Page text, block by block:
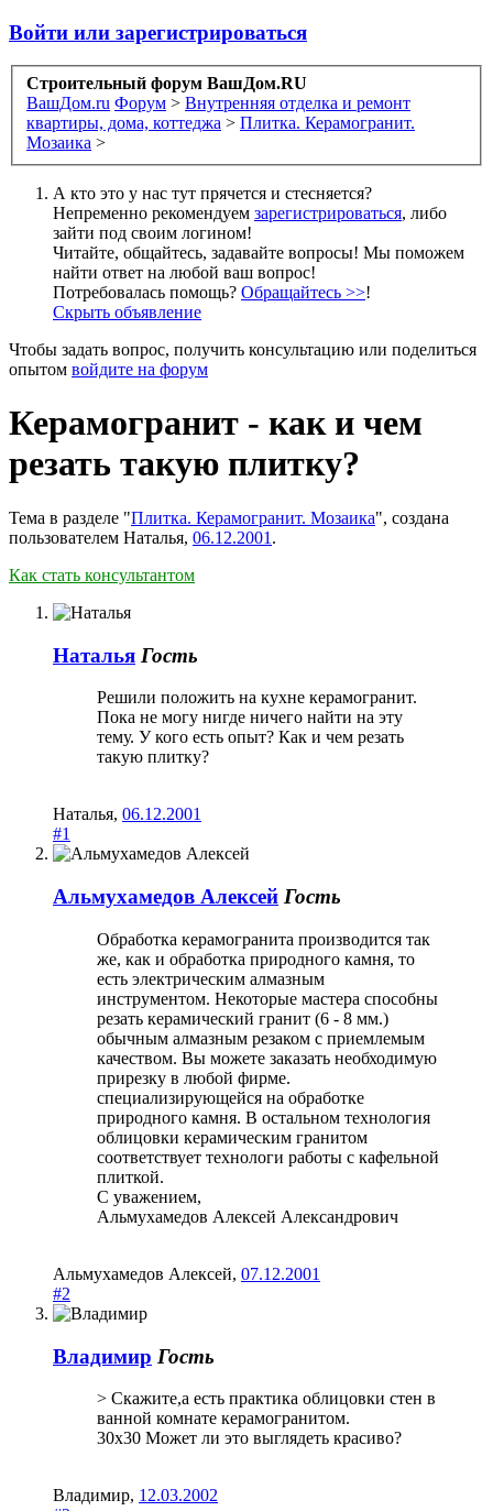
Войти или зарегистрироваться
Строительный форум ВашДом.RU
ВашДом.ru Форум > Внутренняя отделка и ремонт
квартиры, дома, коттеджа > Плитка. Керамогранит.
Мозаика >
А кто это у нас тут прячется и стесняется?
Непременно рекомендуем зарегистрироваться, либо
зайти под своим логином!
Читайте, общайтесь, задавайте вопросы! Мы поможем
найти ответ на любой ваш вопрос!
Потребовалась помощь? Обращайтесь >>!
Скрыть объявление
Чтобы задать вопрос, получить консультацию или поделиться
опытом войдите на форум
Керамогранит - как и чем
резать такую плитку?
Тема в разделе "Плитка. Керамогранит. Мозаика", создана
пользователем Наталья, 06.12.2001 .
Как стать консультантом
Наталья Гость
Решили положить на кухне керамогранит.
Пока не могу нигде ничего найти на эту
тему. У кого есть опыт? Как и чем резать
такую плитку?
Наталья, 06.12.2001
#1
Альмухамедов Алексей Гость
Обработка керамогранита производится так
же, как и обработка природного камня, то
есть электрическим алмазным
инструментом. Некоторые мастера способны
резать керамический гранит (6 - 8 мм.)
обычным алмазным резаком с приемлемым
качеством. Вы можете заказать необходимую
прирезку в любой фирме.
специализирующейся на обработке
природного камня. В остальном технология
облицовки керамическим гранитом
соответствует технологи работы с кафельной
плиткой.
С уважением,
Альмухамедов Алексей Александрович
Альмухамедов Алексей, 07.12.2001
#2
Владимир Гость
> Скажите,а есть практика облицовки стен в
ванной комнате керамогранитом.
30х30 Может ли это выглядеть красиво?
Владимир, 12.03.2002